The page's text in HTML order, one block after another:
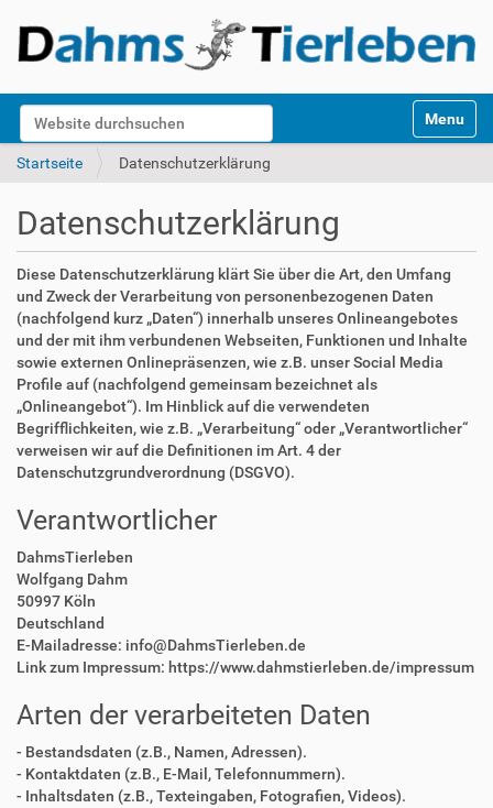
Website durchsuchen
k
Toggle
Startseite Datenschutzerklärung
Datenschutzerklärung
Diese Datenschutzerklärung klärt Sie über die Art, den Umfang
und Zweck der Verarbeitung von personenbezogenen Daten
(nachfolgend kurz „Daten“) innerhalb unseres Onlineangebotes
und der mit ihm verbundenen Webseiten, Funktionen und Inhalte
sowie externen Onlinepräsenzen, wie z.B. unser Social Media
Profile auf (nachfolgend gemeinsam bezeichnet als
„Onlineangebot“). Im Hinblick auf die verwendeten
Begrifflichkeiten, wie z.B. „Verarbeitung“ oder „Verantwortlicher“
verweisen wir auf die Definitionen im Art. 4 der
Datenschutzgrundverordnung (DSGVO).
Verantwortlicher
DahmsTierleben
Wolfgang Dahm
50997 Köln
Deutschland
E-Mailadresse: info@DahmsTierleben.de
Link zum Impressum: https://www.dahmstierleben.de/impressum
Arten der verarbeiteten Daten
- Bestandsdaten (z.B., Namen, Adressen).
- Kontaktdaten (z.B., E-Mail, Telefonnummern).
- Inhaltsdaten (z.B., Texteingaben, Fotografien, Videos).